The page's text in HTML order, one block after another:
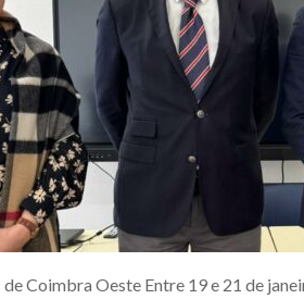
Coimbra Oeste Entre 19 e 21 de